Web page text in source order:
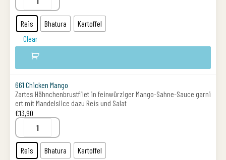
Reis Bhatura
Kartoffel
Clear
661 Chicken Mango
Zartes Hähnchenbrustfilet in feinwürziger Mango-Sahne-Sauce garni
ert mit Mandelslice dazu Reis und Salat
€13,90
Reis Bhatura
Kartoffel